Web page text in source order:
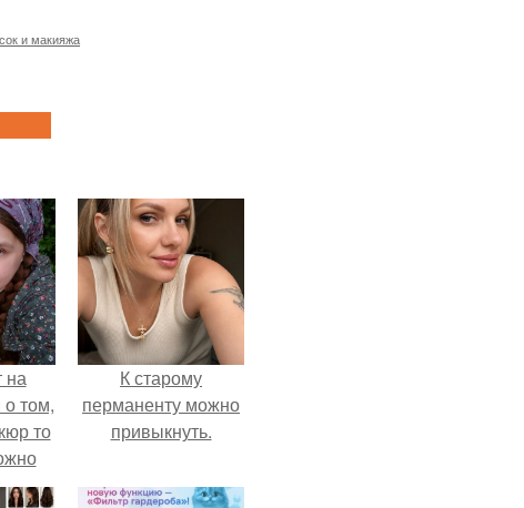
и макияжа
на
том,
то
К старому
перманенту можно
привыкнуть.